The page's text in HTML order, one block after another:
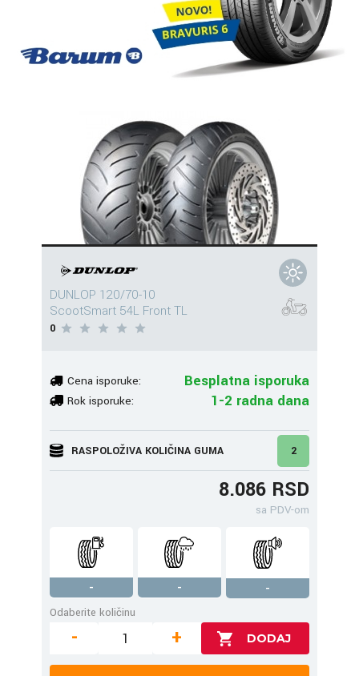
DUNLOP 120/70-10
ScootSmart 54L Front TL
0
Cena isporuke: Besplatna isporuka
Rok isporuke: 1-2 radna dana
RASPOLOŽIVA KOLIČINA GUMA 2
8.086 RSD
sa PDV-om
- -
-
Odaberite količinu
- +